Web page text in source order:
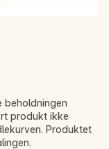
beholdningen
produkt ikke
Produktet